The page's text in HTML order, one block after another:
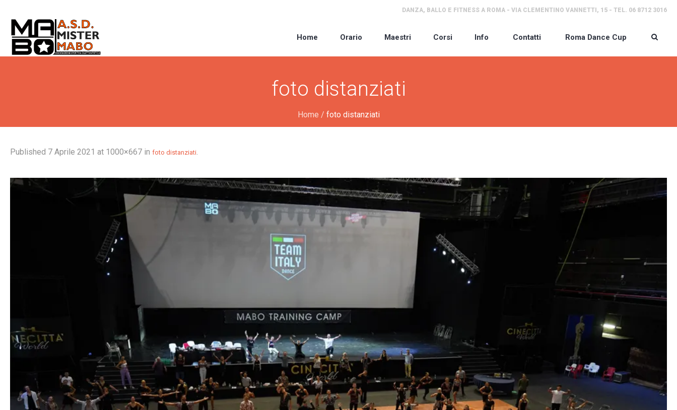
DANZA, BALLO E FITNESS A ROMA - VIA CLEMENTINO VANNETTI, 15 - TEL. 06 8712 3016
Home Orario Maestri Corsi Info Contatti Roma Dance Cup
foto distanziati
Home / foto distanziati
Published 7 Aprile 2021 at 1000×667 in foto distanziati.